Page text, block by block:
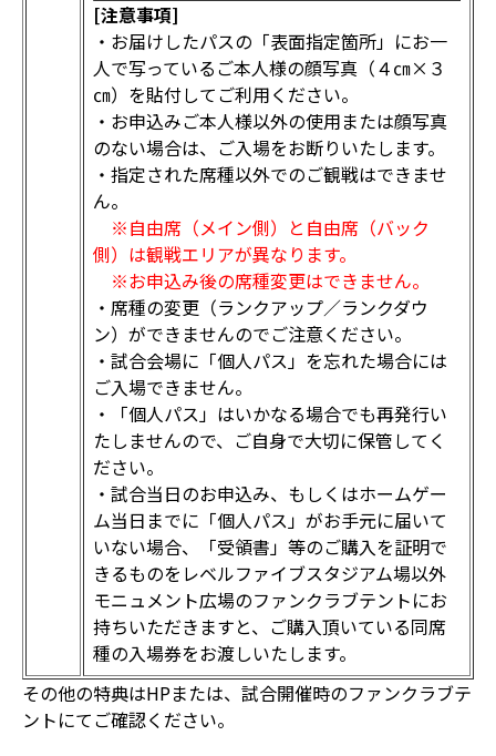
[注意事項]
・お届けしたパスの「表面指定箇所」にお一
人で写っているご本人様の顔写真（４㎝×３
㎝）を貼付してご利用ください。
・お申込みご本人様以外の使用または顔写真
のない場合は、ご入場をお断りいたします。
・指定された席種以外でのご観戦はできませ
ん。
※自由席（メイン側）と自由席（バック
側）は観戦エリアが異なります。
※お申込み後の席種変更はできません。
・席種の変更（ランクアップ／ランクダウ
ン）ができませんのでご注意ください。
・試合会場に「個人パス」を忘れた場合には
ご入場できません。
・「個人パス」はいかなる場合でも再発行い
たしませんので、ご自身で大切に保管してく
ださい。
・試合当日のお申込み、もしくはホームゲー
ム当日までに「個人パス」がお手元に届いて
いない場合、「受領書」等のご購入を証明で
きるものをレベルファイブスタジアム場以外
モニュメント広場のファンクラブテントにお
持ちいただきますと、ご購入頂いている同席
種の入場券をお渡しいたします。
その他の特典はHPまたは、試合開催時のファンクラブテ
ントにてご確認ください。